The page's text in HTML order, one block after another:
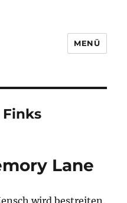
MENÜ
Finks
Lane
wird bestreiten,